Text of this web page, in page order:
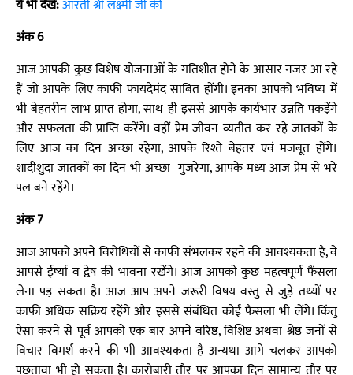
ये भी देखें:आरती श्री लक्ष्मी जी की
अंक 6
आज आपकी कुछ विशेष योजनाओं के गतिशीत होने के आसार नजर आ रहे
हैं जो आपके लिए काफी फायदेमंद साबित होंगी। इनका आपको भविष्य में
भी बेहतरीन लाभ प्राप्त होगा, साथ ही इससे आपके कार्यभार उन्नति पकड़ेंगे
और सफलता की प्राप्ति करेंगे। वहीं प्रेम जीवन व्यतीत कर रहे जातकों के
लिए आज का दिन अच्छा रहेगा, आपके रिश्ते बेहतर एवं मजबूत होंगे।
शादीशुदा जातकों का दिन भी अच्छा गुजरेगा, आपके मध्य आज प्रेम से भरे
पल बने रहेंगे।
अंक 7
आज आपको अपने विरोधियों से काफी संभलकर रहने की आवश्यकता है, वे
आपसे ईर्ष्या व द्वेष की भावना रखेंगे। आज आपको कुछ महत्वपूर्ण फैंसला
लेना पड़ सकता है। आज आप अपने जरूरी विषय वस्तु से जुड़े तथ्यों पर
काफी अधिक सक्रिय रहेंगे और इससे संबंधित कोई फैसला भी लेंगे। किंतु
ऐसा करने से पूर्व आपको एक बार अपने वरिष्ठ, विशिष्ट अथवा श्रेष्ठ जनों से
विचार विमर्श करने की भी आवश्यकता है अन्यथा आगे चलकर आपको
पछतावा भी हो सकता है। कारोबारी तौर पर आपका दिन सामान्य तौर पर